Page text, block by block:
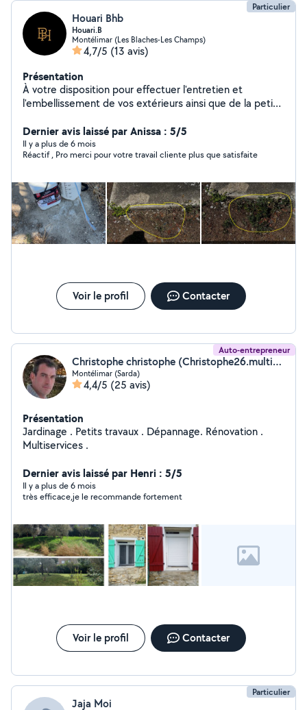
Particulier
Houari Bhb
Houari.B
Montélimar (Les Blaches-Les Champs)
4,7/5 (13 avis)
Présentation
À votre disposition pour effectuer l'entretien et
l'embellissement de vos extérieurs ainsi que de la petite
tonte / débroussaillage - plantation de végétaux -
coulage de dalle Je suis également disponible pour
effectuer différents services tels que le nettoyage des
destinée à la déchèterie, nettoyage des chantiers A
bientôt
Dernier avis laissé par Anissa : 5/5
Il y a plus de 6 mois
Réactif , Pro merci pour votre travail cliente plus que satisfaite
Voir le profil Contacter
Auto-entrepreneur
Christophe christophe (Christophe26.multiservices)
Montélimar (Sarda)
4,4/5 (25 avis)
Présentation
Jardinage . Petits travaux . Dépannage. Rénovation .
Multiservices .
Dernier avis laissé par Henri : 5/5
Il y a plus de 6 mois
très efficace,je le recommande fortement
Voir le profil Contacter
Particulier
Jaja Moi